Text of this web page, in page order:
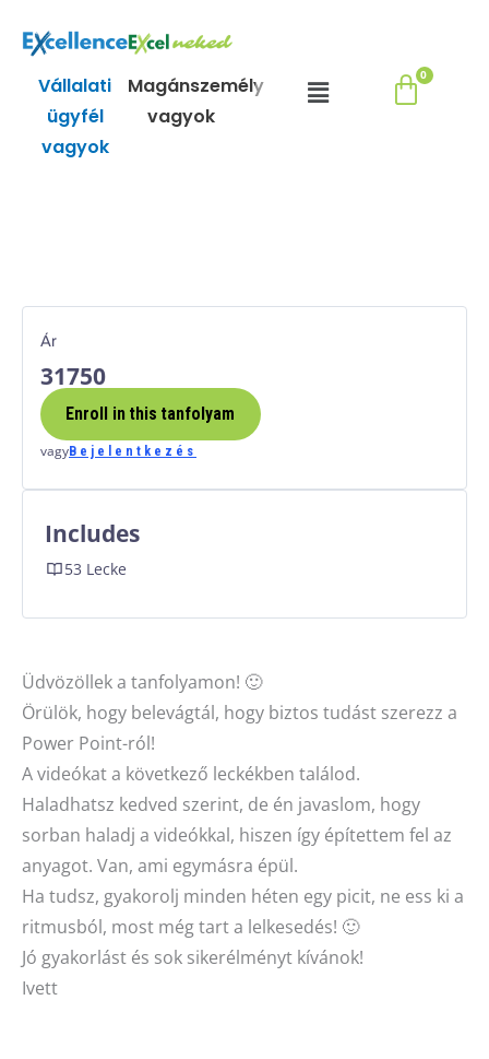
contentVállalati
ügyfél
vagyok
Magánszemély
vagyok
Menu
Üdvözöllek a tanfolyamon! 🙂
Örülök, hogy belevágtál, hogy biztos tudást szerezz a
Power Point-ról!
A videókat a következő leckékben találod.
Haladhatsz kedved szerint, de én javaslom, hogy
sorban haladj a videókkal, hiszen így építettem fel az
anyagot. Van, ami egymásra épül.
Ha tudsz, gyakorolj minden héten egy picit, ne ess ki a
ritmusból, most még tart a lelkesedés! 🙂
Jó gyakorlást és sok sikerélményt kívánok!
Ivett
Ár
31750
Enroll in this tanfolyam
vagyBejelentkezés
Includes
53 Lecke